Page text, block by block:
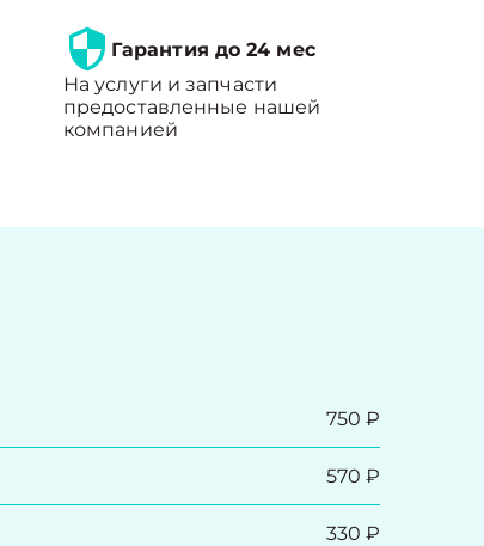
Гарантия до 24 мес
На услуги и запчасти
предоставленные нашей
компанией
750 ₽
570 ₽
330 ₽